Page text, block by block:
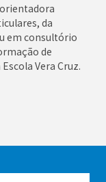
da
em consultório
de
Vera Cruz.